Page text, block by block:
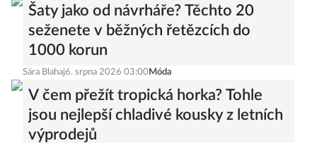
Šaty jako od návrháře? Těchto 20
seženete v běžných řetězcích do
1000 korun
Sára Blahaj6. srpna 2026 03:00 Móda
V čem přežít tropická horka? Tohle
jsou nejlepší chladivé kousky z letních
výprodejů